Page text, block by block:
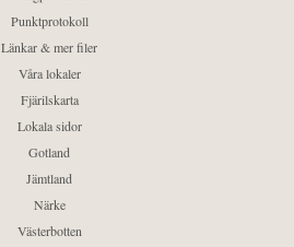
Punktprotokoll
Länkar & mer filer
Våra lokaler
Fjärilskarta
Lokala sidor
Gotland
Jämtland
Närke
Västerbotten